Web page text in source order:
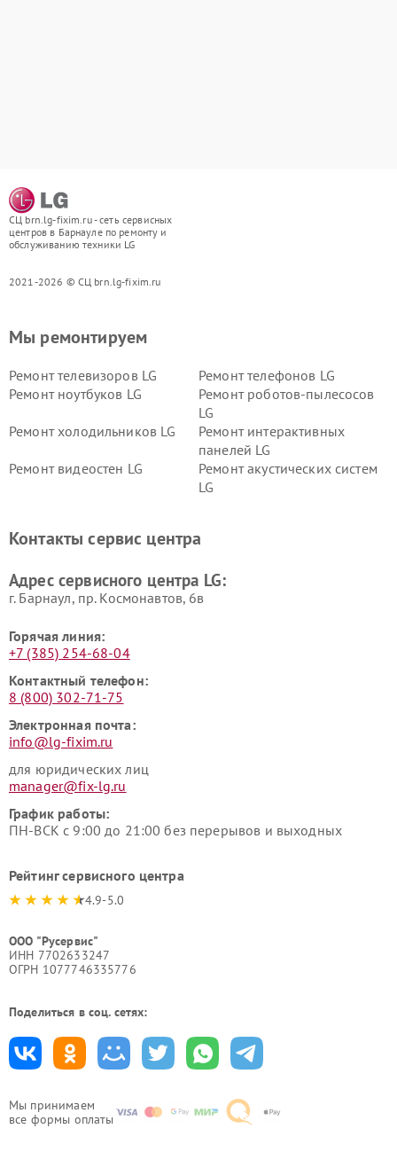
СЦ brn.lg-fixim.ru - сеть сервисных
центров в Барнауле по ремонту и
обслуживанию техники LG
2021-2026 © СЦ brn.lg-fixim.ru
Мы принимаем
все формы оплаты
Мы ремонтируем
Ремонт телевизоров LG
Ремонт телефонов LG
Ремонт ноутбуков LG
Ремонт роботов-пылесосов
LG
Ремонт холодильников LG
Ремонт интерактивных
панелей LG
Ремонт видеостен LG
Ремонт акустических систем
LG
Ремонт морозильных камер
Ремонт вертикальных
Контакты сервис центра
Адрес сервисного центра LG:
г. Барнаул, ​пр. Космонавтов, 6в
Горячая линия:
+7 (385) 254-68-04
Контактный телефон:
8 (800) 302-71-75
Электронная почта:
info@lg-fixim.ru
для юридических лиц
manager@fix-lg.ru
График работы:
ПН-ВСК с 9:00 до 21:00 без перерывов и выходных
Рейтинг сервисного центра
4.9-5.0
ООО "Русервис"
ИНН 7702633247
ОГРН 1077746335776
Поделиться в соц. сетях: